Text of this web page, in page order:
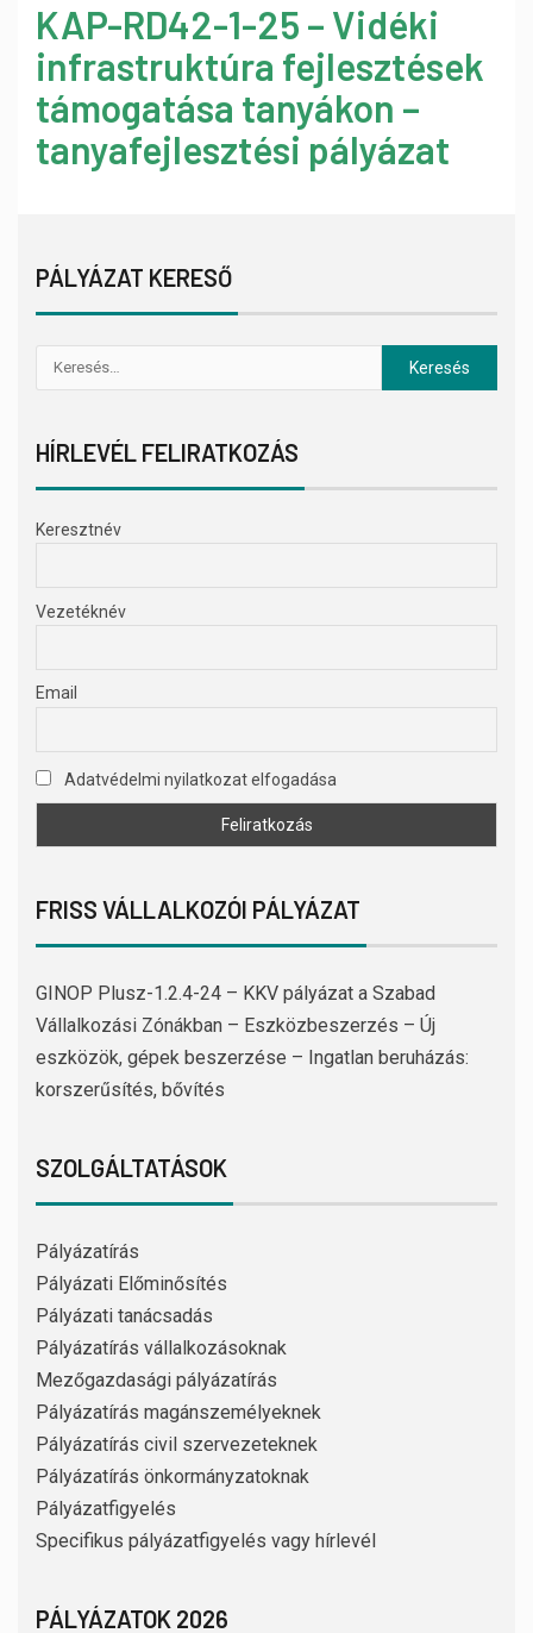
KAP-RD42-1-25 – Vidéki
infrastruktúra fejlesztések
támogatása tanyákon –
tanyafejlesztési pályázat
PÁLYÁZAT KERESŐ
HÍRLEVÉL FELIRATKOZÁS
Keresztnév
Vezetéknév
Email
Adatvédelmi nyilatkozat elfogadása
FRISS VÁLLALKOZÓI PÁLYÁZAT
GINOP Plusz-1.2.4-24 – KKV pályázat a Szabad
Vállalkozási Zónákban – Eszközbeszerzés – Új
eszközök, gépek beszerzése – Ingatlan beruházás:
korszerűsítés, bővítés
SZOLGÁLTATÁSOK
Pályázatírás
Pályázati Előminősítés
Pályázati tanácsadás
Pályázatírás vállalkozásoknak
Mezőgazdasági pályázatírás
Pályázatírás magánszemélyeknek
Pályázatírás civil szervezeteknek
Pályázatírás önkormányzatoknak
Pályázatfigyelés
Specifikus pályázatfigyelés vagy hírlevél
PÁLYÁZATOK 2026